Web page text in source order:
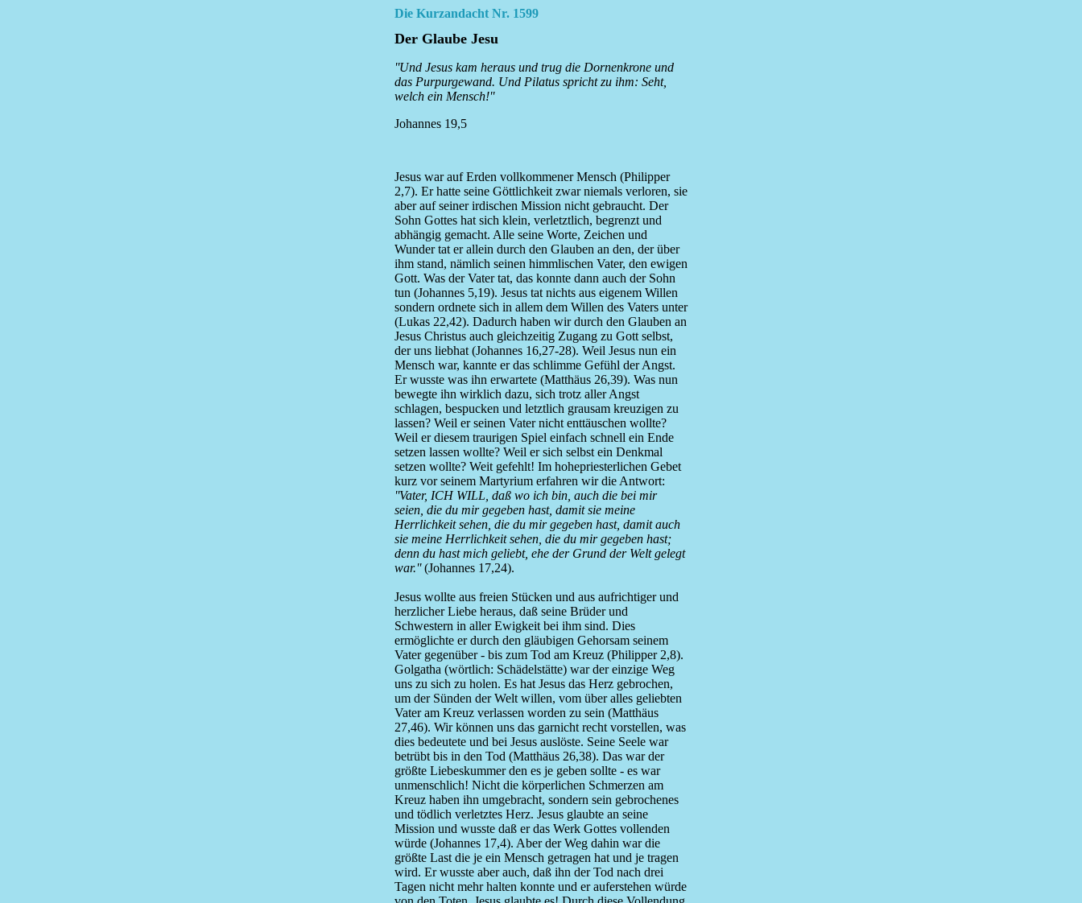
Die Kurzandacht Nr. 1599
Der Glaube Jesu
''Und Jesus kam heraus und trug die Dornenkrone und
das Purpurgewand. Und Pilatus spricht zu ihm: Seht,
welch ein Mensch!''
Johannes 19,5
Jesus war auf Erden vollkommener Mensch (Philipper
2,7). Er hatte seine Göttlichkeit zwar niemals verloren, sie
aber auf seiner irdischen Mission nicht gebraucht. Der
Sohn Gottes hat sich klein, verletztlich, begrenzt und
abhängig gemacht. Alle seine Worte, Zeichen und
Wunder tat er allein durch den Glauben an den, der über
ihm stand, nämlich seinen himmlischen Vater, den ewigen
Gott. Was der Vater tat, das konnte dann auch der Sohn
tun (Johannes 5,19). Jesus tat nichts aus eigenem Willen
sondern ordnete sich in allem dem Willen des Vaters unter
(Lukas 22,42). Dadurch haben wir durch den Glauben an
Jesus Christus auch gleichzeitig Zugang zu Gott selbst,
der uns liebhat (Johannes 16,27-28). Weil Jesus nun ein
Mensch war, kannte er das schlimme Gefühl der Angst.
Er wusste was ihn erwartete (Matthäus 26,39). Was nun
bewegte ihn wirklich dazu, sich trotz aller Angst
schlagen, bespucken und letztlich grausam kreuzigen zu
lassen? Weil er seinen Vater nicht enttäuschen wollte?
Weil er diesem traurigen Spiel einfach schnell ein Ende
setzen lassen wollte? Weil er sich selbst ein Denkmal
setzen wollte? Weit gefehlt! Im hohepriesterlichen Gebet
kurz vor seinem Martyrium erfahren wir die Antwort:
''Vater, ICH WILL, daß wo ich bin, auch die bei mir
seien, die du mir gegeben hast, damit sie meine
Herrlichkeit sehen, die du mir gegeben hast, damit auch
sie meine Herrlichkeit sehen, die du mir gegeben hast;
denn du hast mich geliebt, ehe der Grund der Welt gelegt
war.''(Johannes 17,24).
Jesus wollte aus freien Stücken und aus aufrichtiger und
herzlicher Liebe heraus, daß seine Brüder und
Schwestern in aller Ewigkeit bei ihm sind. Dies
ermöglichte er durch den gläubigen Gehorsam seinem
Vater gegenüber - bis zum Tod am Kreuz (Philipper 2,8).
Golgatha (wörtlich: Schädelstätte) war der einzige Weg
uns zu sich zu holen. Es hat Jesus das Herz gebrochen,
um der Sünden der Welt willen, vom über alles geliebten
Vater am Kreuz verlassen worden zu sein (Matthäus
27,46). Wir können uns das garnicht recht vorstellen, was
dies bedeutete und bei Jesus auslöste. Seine Seele war
betrübt bis in den Tod (Matthäus 26,38). Das war der
größte Liebeskummer den es je geben sollte - es war
unmenschlich! Nicht die körperlichen Schmerzen am
Kreuz haben ihn umgebracht, sondern sein gebrochenes
und tödlich verletztes Herz. Jesus glaubte an seine
Mission und wusste daß er das Werk Gottes vollenden
würde (Johannes 17,4). Aber der Weg dahin war die
größte Last die je ein Mensch getragen hat und je tragen
wird. Er wusste aber auch, daß ihn der Tod nach drei
Tagen nicht mehr halten konnte und er auferstehen würde